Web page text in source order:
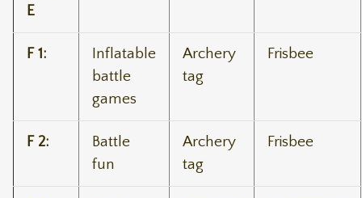
E
F 1:
Inflatable
battle
games
Archery
tag
Frisbee
F 2:
Battle
fun
Archery
tag
Frisbee